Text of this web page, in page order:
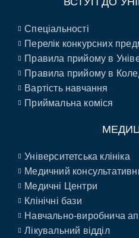
Спеціальності
Перелік конкурсних
Правила прийому в
Правила прийому в
Вартість навчання
Приймальна коміся
Університетська клініка
Медичний
Медичні Центри
Клінічні бази
Навчально-виробнича
Лікувальний відділ